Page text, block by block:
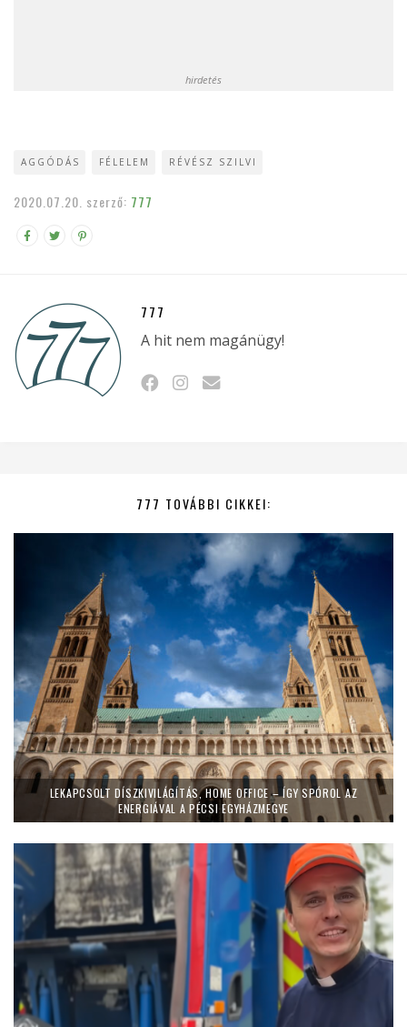
hirdetés
AGGÓDÁS FÉLELEM RÉVÉSZ SZILVI
2020.07.20. szerző: 777
777
A hit nem magánügy!
777 TOVÁBBI CIKKEI:
LEKAPCSOLT DÍSZKIVILÁGÍTÁS, HOME OFFICE – ÍGY SPÓROL AZ
ENERGIÁVAL A PÉCSI EGYHÁZMEGYE